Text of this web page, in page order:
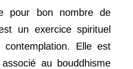
pour bon nombre de
un exercice spirituel
Elle est
au bouddhisme